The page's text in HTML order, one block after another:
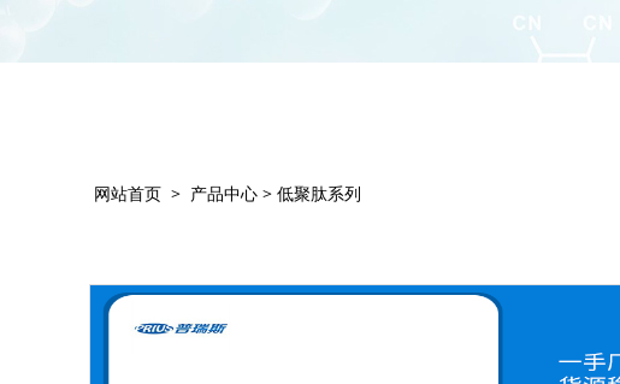
网站首页 > 产品中心 > 低聚肽系列